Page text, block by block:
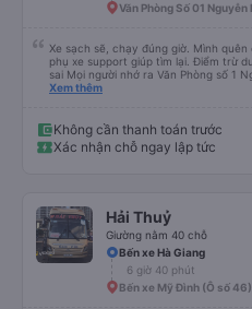
Văn Phòng Số 01 Nguyễn
Xe sạch sẽ, chạy đúng giờ. Mình quên đồ trên xe, được các anh tài xế và
phụ xe support giúp tìm lại. Điểm trừ duy nhất là số tài xế update trên web bị
sai Mọi người nhớ ra Văn Phòng số 1
Mỹ Đình nhé.
Xem thêm
Không cần thanh toán trước
Xác nhận chỗ ngay lập tức
Hải Thuỷ
Giường nằm 40 chỗ
Bến xe Hà Giang
6 giờ 40 phút
Bến xe Mỹ Đình (Ô số 46)